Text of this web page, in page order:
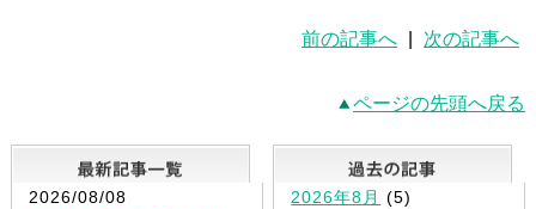
前の記事へ 次の記事へ
ページの先頭へ戻る
最新記事一覧
2026/08/08
2026年8月 (5)